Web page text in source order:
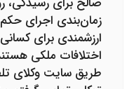
زمان‌بندی اجرای
ارزشمندی برای
اختلافات ملکی
طریق سایت وکلای